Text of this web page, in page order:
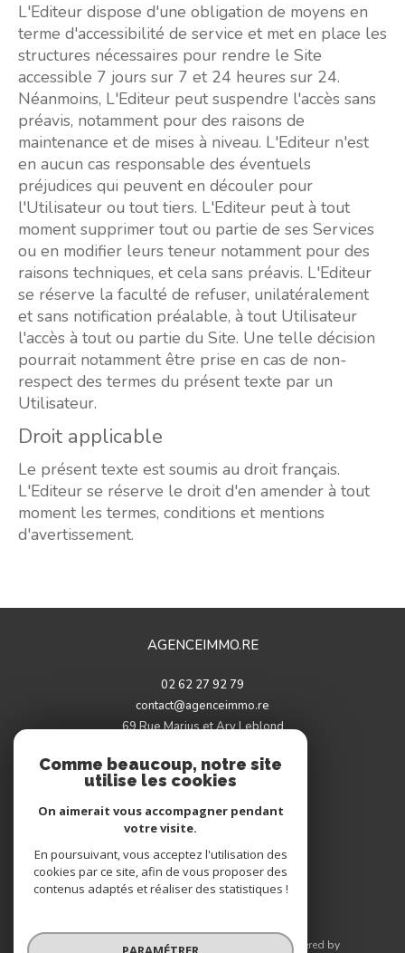
L'Editeur dispose d'une obligation de moyens en
terme d'accessibilité de service et met en place les
structures nécessaires pour rendre le Site
accessible 7 jours sur 7 et 24 heures sur 24.
Néanmoins, L'Editeur peut suspendre l'accès sans
préavis, notamment pour des raisons de
maintenance et de mises à niveau. L'Editeur n'est
en aucun cas responsable des éventuels
préjudices qui peuvent en découler pour
l'Utilisateur ou tout tiers. L'Editeur peut à tout
moment supprimer tout ou partie de ses Services
ou en modifier leurs teneur notamment pour des
raisons techniques, et cela sans préavis. L'Editeur
se réserve la faculté de refuser, unilatéralement
et sans notification préalable, à tout Utilisateur
l'accès à tout ou partie du Site. Une telle décision
pourrait notamment être prise en cas de non-
respect des termes du présent texte par un
Utilisateur.
Droit applicable
Le présent texte est soumis au droit français.
L'Editeur se réserve le droit d'en amender à tout
moment les termes, conditions et mentions
d'avertissement.
AGENCEIMMO.RE
02 62 27 92 79
contact@agenceimmo.re
69 Rue Marius et Ary Leblond
Adhérents
© 2026 | Tous droits réservés | Traduction powered by
Comme beaucoup, notre site
utilise les cookies
On aimerait vous accompagner pendant
votre visite.
En poursuivant, vous acceptez l'utilisation des
cookies par ce site, afin de vous proposer des
contenus adaptés et réaliser des statistiques !